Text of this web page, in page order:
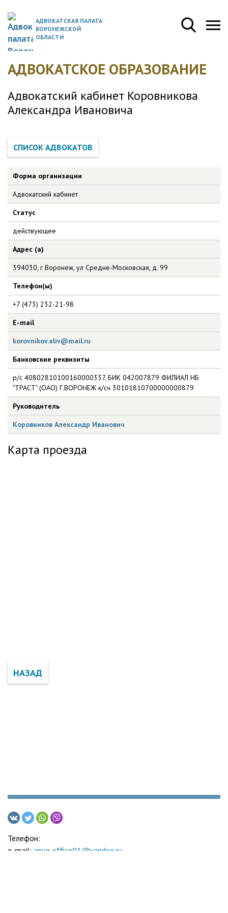
АДВОКАТСКАЯ ПАЛАТА
ВОРОНЕЖСКОЙ
ОБЛАСТИ
АДВОКАТСКОЕ ОБРАЗОВАНИЕ
Адвокатский кабинет Коровникова
Александра Ивановича
Форма организации
Адвокатский кабинет
Статус
действующее
Адрес (а)
394030, г Воронеж, ул Средне-Московская, д. 99
Телефон(ы)
+7 (473) 232-21-98
E-mail
korovnikov.aliv@mail.ru
Банковские реквизиты
р/с 40802810100160000337, БИК 042007879 ФИЛИАЛ НБ
"ТРАСТ" (ОАО) Г.ВОРОНЕЖ к/сч 30101810700000000879
Руководитель
Коровников Александр Иванович
Карта проезда
НАЗАД
Телефон:
e-mail: apvo.office01@yandex.ru